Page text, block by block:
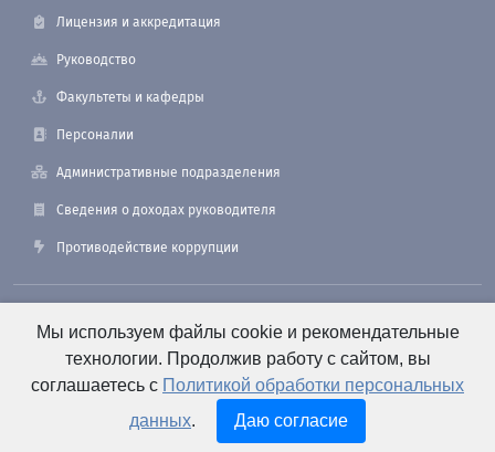
Лицензия и аккредитация
Руководство
Факультеты и кафедры
Персоналии
Административные подразделения
Сведения о доходах руководителя
Противодействие коррупции
190121, Санкт-Петербург, ул. Лоцманская, 3
+7 (812) 495-26-48 Оперативный дежурный
e-mail: office@smtu.ru
Мы используем файлы cookie и рекомендательные
технологии. Продолжив работу с сайтом, вы
соглашаетесь с Политикой обработки персональных
данных. Даю согласие